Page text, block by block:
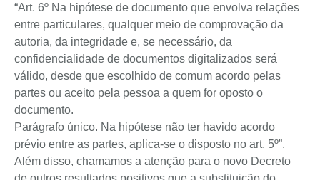
“Art. 6º Na hipótese de documento que envolva relações
entre particulares, qualquer meio de comprovação da
autoria, da integridade e, se necessário, da
confidencialidade de documentos digitalizados será
válido, desde que escolhido de comum acordo pelas
partes ou aceito pela pessoa a quem for oposto o
documento.
Parágrafo único. Na hipótese não ter havido acordo
prévio entre as partes, aplica-se o disposto no art. 5º”.
Além disso, chamamos a atenção para o novo Decreto